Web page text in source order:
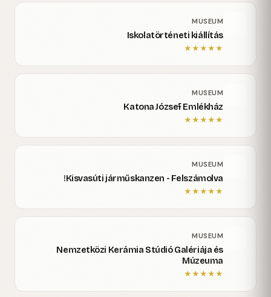
MUSEUM
Iskolatörténeti kiállítás
★
★
★
★
★
MUSEUM
Katona József Emlékház
★
★
★
★
★
MUSEUM
Kisvasúti járműskanzen - Felszámolva!
★
★
★
★
★
MUSEUM
Nemzetközi Kerámia Stúdió Galériája és
Múzeuma
★
★
★
★
★